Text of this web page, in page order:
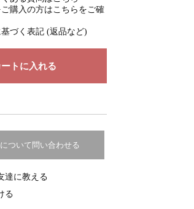
購入の方はこちらをご確
づく表記 (返品など)
ついて問い合わせる
達に教える
る